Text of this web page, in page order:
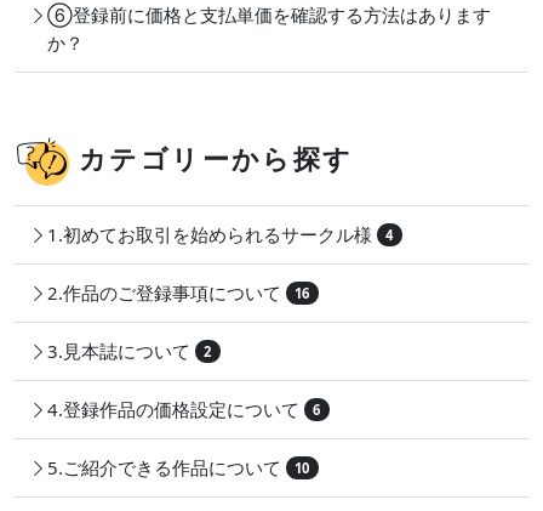
⑥登録前に価格と支払単価を確認する方法はあります
か？
カテゴリーから探す
1.初めてお取引を始められるサークル様 4
2.作品のご登録事項について 16
3.見本誌について 2
4.登録作品の価格設定について 6
5.ご紹介できる作品について 10